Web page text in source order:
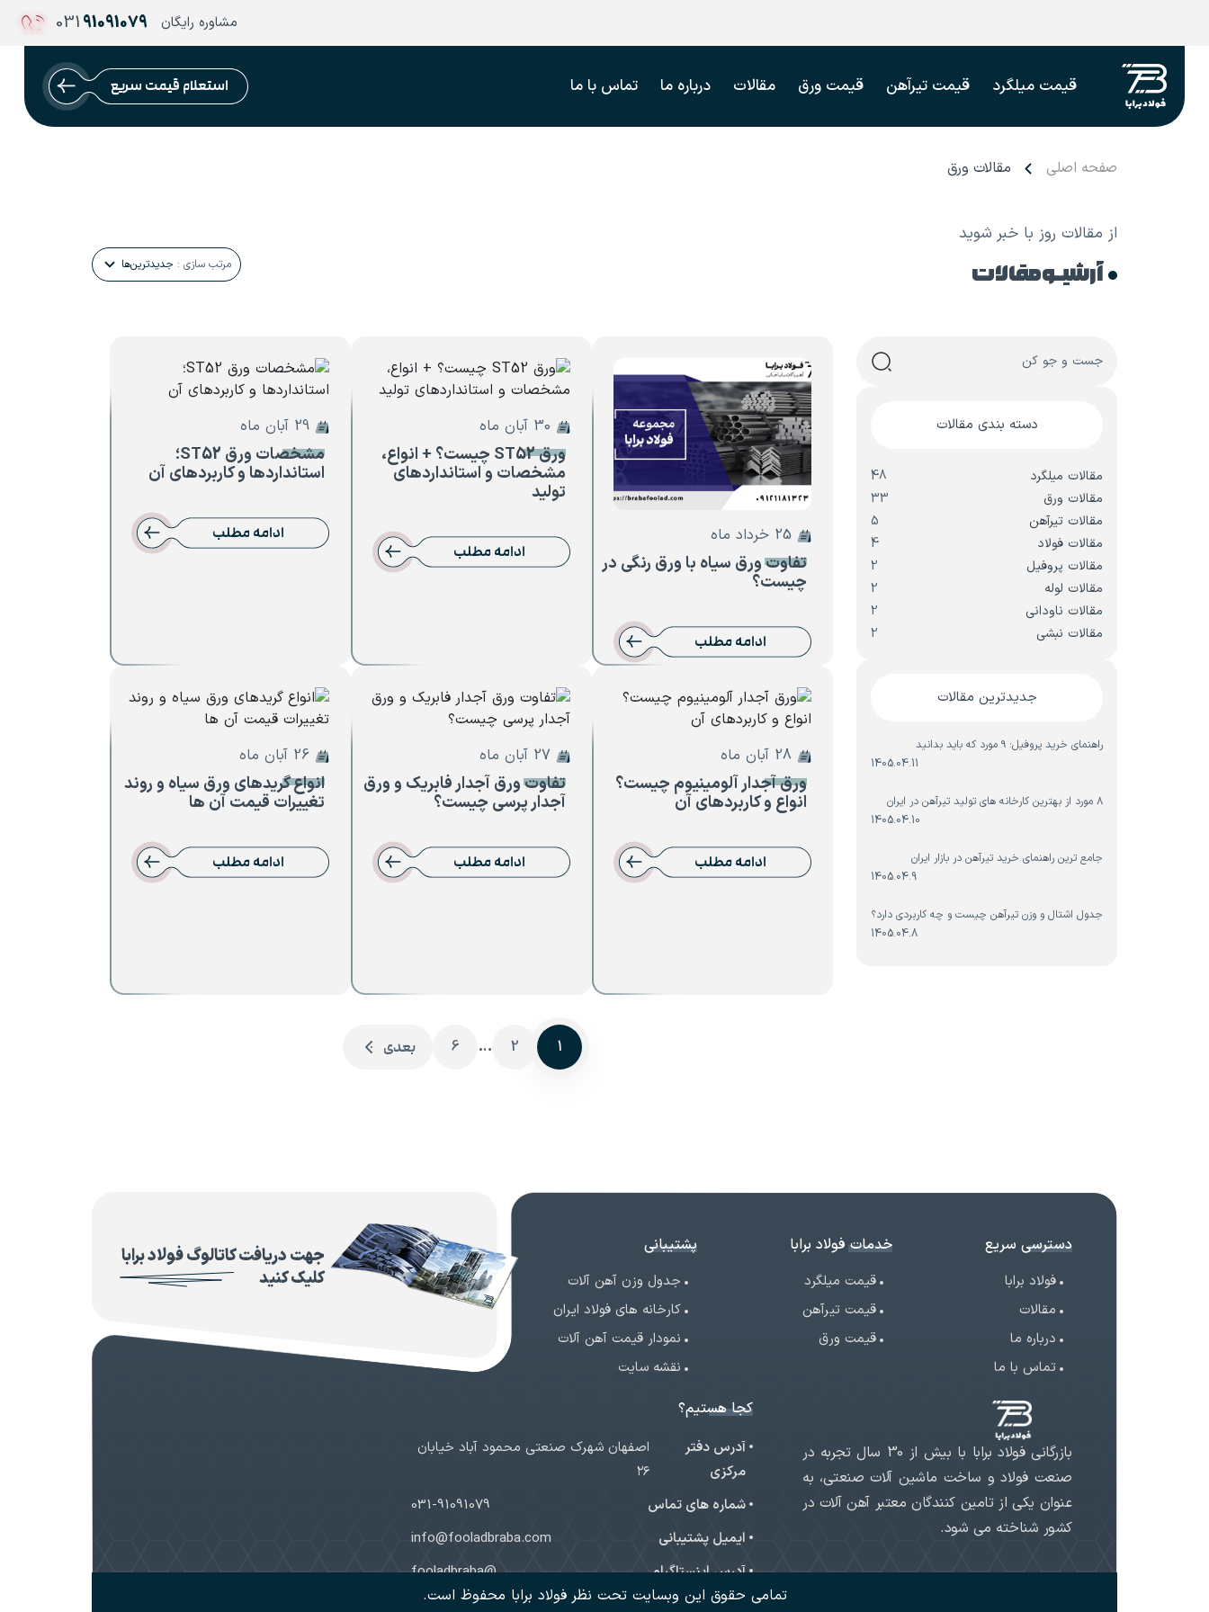
مشاوره رایگان 91091079
031
قیمت میلگرد قیمت تیرآهن قیمت ورق مقالات درباره ما تماس با ما استعلام قیمت سریع
صفحه اصلی مقالات ورق
از مقالات روز با خبر شوید
آرشیـو مقالات مرتب سازی : جدیدترین‌ها
دسته بندی مقالات
مقالات میلگرد
48
مقالات ورق
33
مقالات تیرآهن
5
مقالات فولاد
4
مقالات پروفیل
2
مقالات لوله
2
مقالات ناودانی
2
مقالات نبشی
2
جدیدترین مقالات
راهنمای خرید پروفیل؛ ۹ مورد که باید بدانید
1405.04.11
۸ مورد از بهترین کارخانه های تولید تیرآهن در ایران
1405.04.10
جامع ترین راهنمای خرید تیرآهن در بازار ایران
1405.04.9
جدول اشتال و وزن تیرآهن چیست و چه کاربردی دارد؟
1405.04.8
تفاوت ورق سیاه با ورق رنگی در
چیست؟
ادامه مطلب
ورق ST52 چیست؟ + انواع،
مشخصات و استانداردهای
تولید
ادامه مطلب
مشخصات ورق ST52؛
استانداردها و کاربردهای آن
ادامه مطلب
ورق آجدار آلومینیوم چیست؟
انواع و کاربردهای آن
ادامه مطلب
تفاوت ورق آجدار فابریک و ورق
آجدار پرسی چیست؟
ادامه مطلب
انواع گریدهای ورق سیاه و روند
تغییرات قیمت آن ها
ادامه مطلب
1
2
…
6 بعدی
جهت دریافت کاتالوگ فولاد برابا
کلیک کنید
دسترسی سریع
فولاد برابا
مقالات
درباره ما
تماس با ما
خدمات فولاد برابا
قیمت میلگرد
قیمت تیرآهن
قیمت ورق
پشتیبانی
جدول وزن آهن آلات
کارخانه های فولاد ایران
نمودار قیمت آهن آلات
نقشه سایت
بازرگانی فولاد برابا با بیش از 30 سال تجربه در
صنعت فولاد و ساخت ماشین آلات صنعتی، به
عنوان یکی از تامین کنندگان معتبر آهن آلات در
کشور شناخته می شود.
کجا هستیم؟
آدرس دفتر
مرکزی
اصفهان شهرک صنعتی محمود آباد خیابان
۲۶
شماره های تماس
031-91091079
ایمیل پشتیبانی
info@fooladbraba.com
آدرس اینستاگرام
@fooladbraba
تمامی حقوق این وبسایت تحت نظر فولاد برابا محفوظ است.